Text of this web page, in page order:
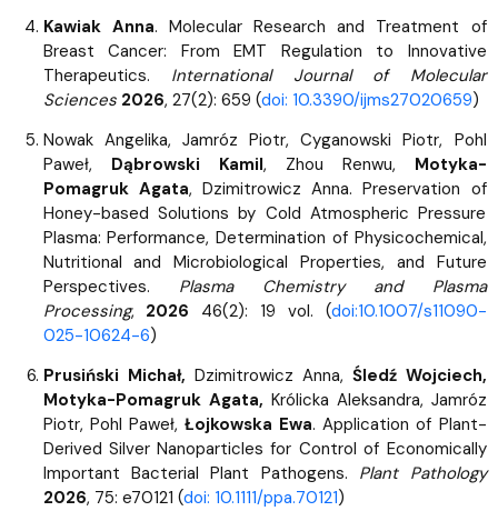
Kawiak Anna. Molecular Research and Treatment of
Breast Cancer: From EMT Regulation to Innovative
Therapeutics. International Journal of Molecular
Sciences 2026, 27(2): 659 (doi: 10.3390/ijms27020659)
Nowak Angelika, Jamróz Piotr, Cyganowski Piotr, Pohl
Paweł, Dąbrowski Kamil, Zhou Renwu, Motyka-
Pomagruk Agata, Dzimitrowicz Anna. Preservation of
Honey-based Solutions by Cold Atmospheric Pressure
Plasma: Performance, Determination of Physicochemical,
Nutritional and Microbiological Properties, and Future
Perspectives. Plasma Chemistry and Plasma
Processing, 2026 46(2): 19 vol. (doi:10.1007/s11090-
025-10624-6)
Prusiński Michał, Dzimitrowicz Anna, Śledź Wojciech,
Motyka-Pomagruk Agata, Królicka Aleksandra, Jamróz
Piotr, Pohl Paweł, Łojkowska Ewa. Application of Plant-
Derived Silver Nanoparticles for Control of Economically
Important Bacterial Plant Pathogens. Plant Pathology
2026, 75: e70121 (doi: 10.1111/ppa.70121)